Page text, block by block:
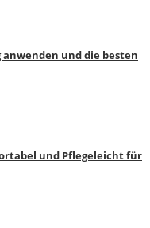
und die besten
und Pflegeleicht für